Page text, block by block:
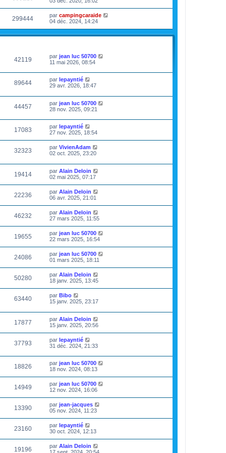
299444 par campingcaraide
04 déc. 2024, 14:24
42119 par jean luc 50700
11 mai 2026, 08:54
89644 par lepayntié
29 avr. 2026, 18:47
44457 par jean luc 50700
28 nov. 2025, 09:21
17083 par lepayntié
27 nov. 2025, 18:54
32323 par VivienAdam
02 oct. 2025, 23:20
19414 par Alain Deloin
02 mai 2025, 07:17
22236 par Alain Deloin
06 avr. 2025, 21:01
46232 par Alain Deloin
27 mars 2025, 11:55
19655 par jean luc 50700
22 mars 2025, 16:54
24086 par jean luc 50700
01 mars 2025, 18:11
50280 par Alain Deloin
18 janv. 2025, 13:45
63440 par Bibo
15 janv. 2025, 23:17
17877 par Alain Deloin
15 janv. 2025, 20:56
37793 par lepayntié
31 déc. 2024, 21:33
18826 par jean luc 50700
18 nov. 2024, 08:13
14949 par jean luc 50700
12 nov. 2024, 16:06
13390 par jean-jacques
05 nov. 2024, 11:23
23160 par lepayntié
30 oct. 2024, 12:13
19196 par Alain Deloin